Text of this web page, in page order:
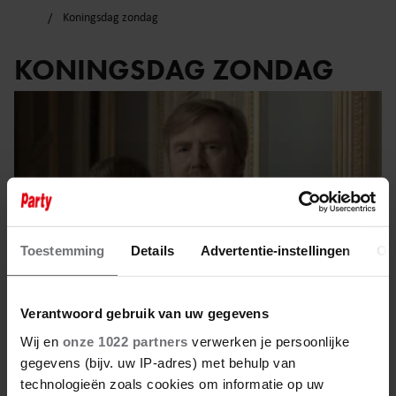
Toestemming Details Advertentie-instellingen
Verantwoord gebruik van uw gegevens
Wij en onze 1022 partners verwerken je persoonlijke
gegevens (bijv. uw IP-adres) met behulp van
technologieën zoals cookies om informatie op uw
Koningsdag zondag
KONINGSDAG ZONDAG
27 april 2025